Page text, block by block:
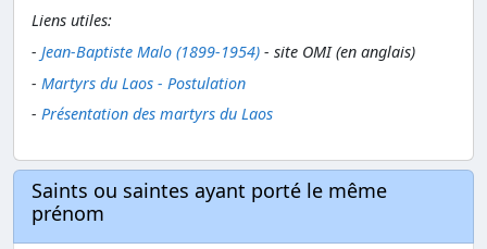
Liens utiles:
- Jean-Baptiste Malo (1899-1954) - site OMI (en anglais)
- Martyrs du Laos - Postulation
- Présentation des martyrs du Laos
Saints ou saintes ayant porté le même
prénom